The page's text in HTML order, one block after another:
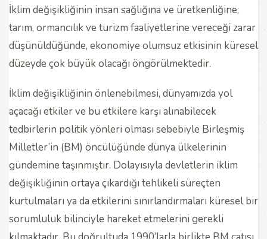
İklim değişikliğinin insan sağlığına ve üretkenliğine;
tarım, ormancılık ve turizm faaliyetlerine vereceği zarar
düşünüldüğünde, ekonomiye olumsuz etkisinin küresel
düzeyde çok büyük olacağı öngörülmektedir.
İklim değişikliğinin önlenebilmesi, dünyamızda yol
açacağı etkiler ve bu etkilere karşı alınabilecek
tedbirlerin politik yönleri olması sebebiyle Birleşmiş
Milletler’in (BM) öncülüğünde dünya ülkelerinin
gündemine taşınmıştır. Dolayısıyla devletlerin iklim
değişikliğinin ortaya çıkardığı tehlikeli süreçten
kurtulmaları ya da etkilerini sınırlandırmaları küresel bir
sorumluluk bilinciyle hareket etmelerini gerekli